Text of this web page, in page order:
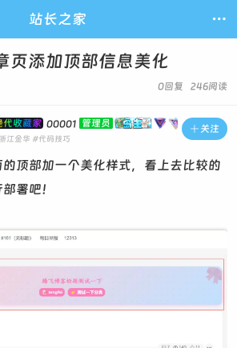
站长之家 
页添加顶部信息美化
0回复 246阅读
 关注
代收藏家 00001 管理员
浙江金华 #代码技巧
顶部加一个美化样式，看上去比较的
署吧！